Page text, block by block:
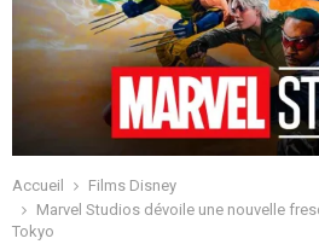
Accueil
Films Disney
Marvel Studios dévoile une nouvelle
Tokyo